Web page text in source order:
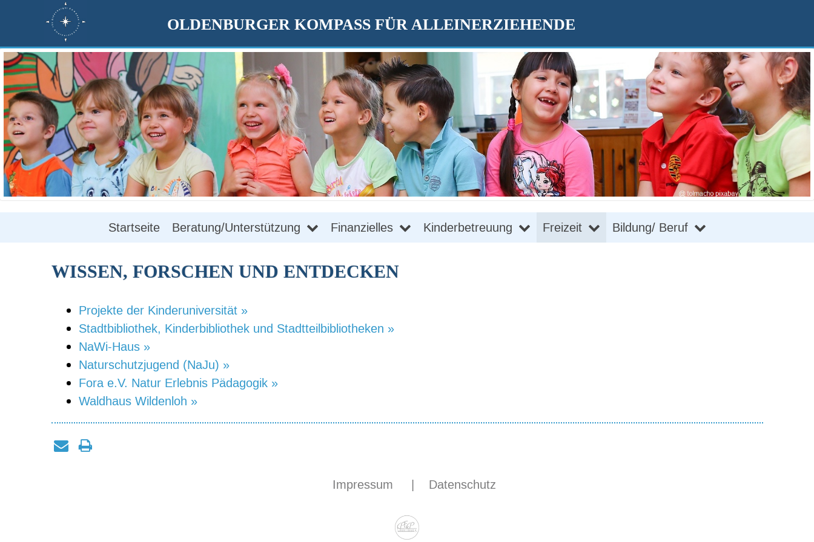
OLDENBURGER KOMPASS FÜR ALLEINERZIEHENDE
Startseite Beratung/Unterstützung Finanzielles Kinderbetreuung Freizeit Bildung/ Beruf
WISSEN, FORSCHEN UND ENTDECKEN
Projekte der Kinderuniversität »
Stadtbibliothek, Kinderbibliothek und Stadtteilbibliotheken »
NaWi-Haus »
Naturschutzjugend (NaJu) »
Fora e.V. Natur Erlebnis Pädagogik »
Waldhaus Wildenloh »
Impressum | Datenschutz